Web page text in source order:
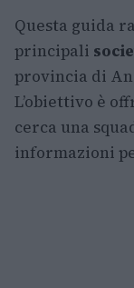
Questa guida
principali
provincia di
L’obiettivo è
cerca una
informazioni